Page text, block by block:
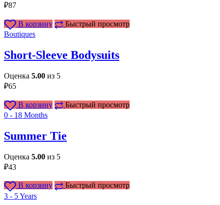
₽87
В корзину
Быстрый просмотр
Boutiques
Short-Sleeve Bodysuits
Оценка 5.00 из 5
₽65
В корзину
Быстрый просмотр
0 - 18 Months
Summer Tie
Оценка 5.00 из 5
₽43
В корзину
Быстрый просмотр
3 - 5 Years